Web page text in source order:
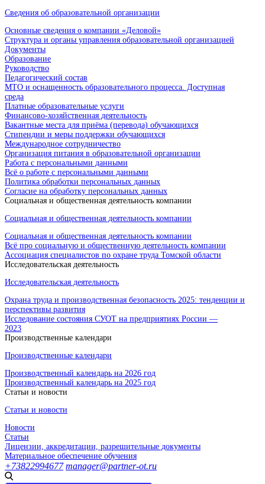
Сведения об образовательной организации
Основные сведения о компании «Деловой»
Структура и органы управления образовательной организацией
Документы
Образование
Руководство
Педагогический состав
МТО и оснащенность образовательного процесса. Доступная
среда
Платные образовательные услуги
Финансово-хозяйственная деятельность
Вакантные места для приёма (перевода) обучающихся
Стипендии и меры поддержки обучающихся
Международное сотрудничество
Организация питания в образовательной организации
Работа с персональными данными
Всё о работе с персональными данными
Политика обработки персональных данных
Согласие на обработку персональных данных
Социальная и общественная деятельность компании
Социальная и общественная деятельность компании
Социальная и общественная деятельность компании
Всё про социальную и общественную деятельность компании
Ассоциация специалистов по охране труда Томской области
Исследовательская деятельность
Исследовательская деятельность
Охрана труда и производственная безопасность 2025: тенденции и
перспективы развития
Исследование состояния СУОТ на предприятиях России —
2023
Производственные календари
Производственные календари
Производственный календарь на 2026 год
Производственный календарь на 2025 год
Статьи и новости
Статьи и новости
Новости
Статьи
Лицензии, аккредитации, разрешительные документы
Материальное обеспечение обучения
+73822994677 manager@partner-ot.ru